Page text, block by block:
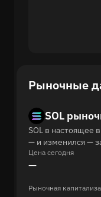
Рыночные
SOL
SOL в настоящее
— и изменился —
Цена сегодня
—
Рыночная